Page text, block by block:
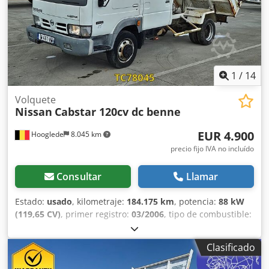
entre ejes 4750 mm, primer propietario, mantenido en
taller, buen estado general, ¡no es un vehículo de alquiler!,
motor Euro 6, bajo nivel de ruido, vehículo alemán con
documentación alemana, venta solo a empresas, todos los
datos sin garantía, errores y ventas intermedias
reservados. Dedpfx Aezr Sy Roayjkr
1 / 14
Hooglede 8.045 km
Volquete
Nissan Cabstar 120cv dc benne
EUR 4.900
precio fijo IVA no incluído
Consultar Llamar
Estado: usado, kilometraje: 184.175 km, potencia: 88 kW
(119,65 CV), primer registro: 03/2006, tipo de combustible:
, tamaño del neumático:
de ejes:4x2, distancia entre ejes:2.800 mm, combustible:
diésel, color: mecánico ,
amortiguación:
, longitud total:5.400 mm , ancho
Clasificado